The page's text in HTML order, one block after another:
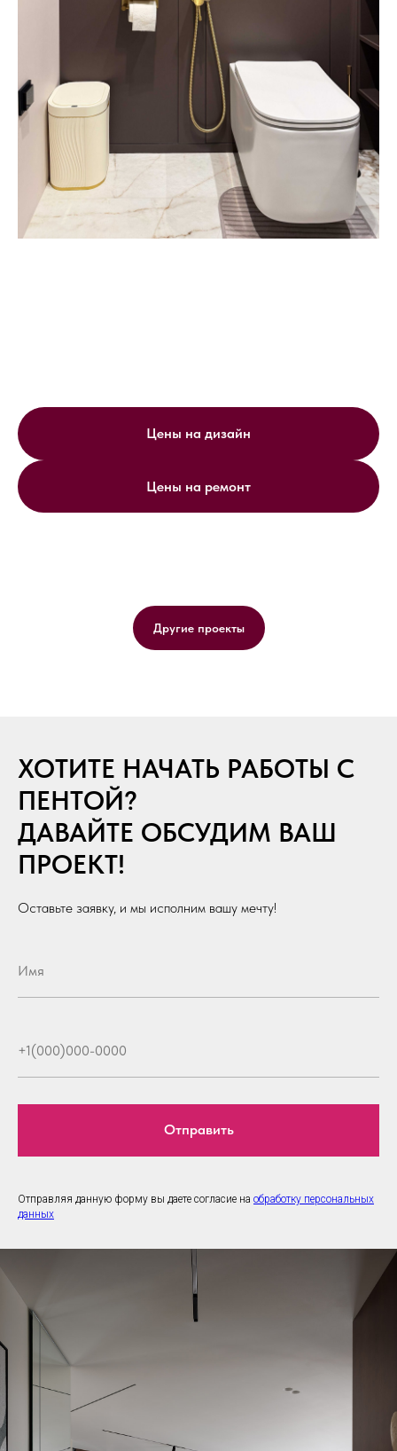
Цены на дизайн
Цены на ремонт
Другие проекты
ХОТИТЕ НАЧАТЬ РАБОТЫ С
ПЕНТОЙ?
ДАВАЙТЕ ОБСУДИМ ВАШ
ПРОЕКТ!
Оставьте заявку, и мы исполним вашу мечту!
Отправить
Отправляя данную форму вы даете согласие на обработку персональных
данных